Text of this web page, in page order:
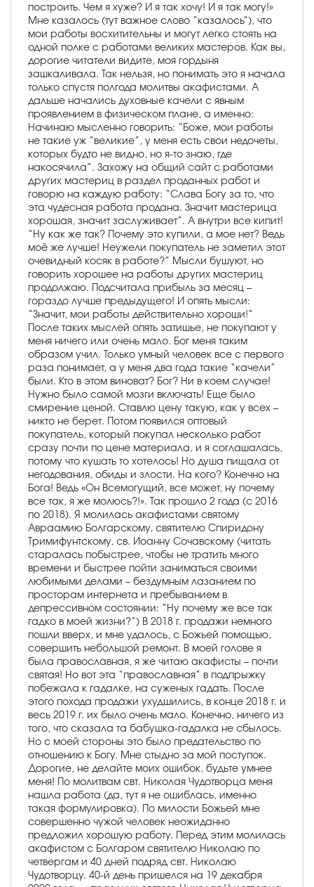
построить. Чем я хуже? И я так хочу! И я так могу!»
Мне казалось (тут важное слово “казалось”), что
мои работы восхитительны и могут легко стоять на
одной полке с работами великих мастеров. Как вы,
дорогие читатели видите, моя гордыня
зашкаливала. Так нельзя, но понимать это я начала
только спустя полгода молитвы акафистами. А
дальше начались духовные качели с явным
проявлением в физическом плане, а именно:
Начинаю мысленно говорить: “Боже, мои работы
не такие уж “великие”, у меня есть свои недочеты,
которых будто не видно, но я-то знаю, где
накосячила”. Захожу на общий сайт с работами
других мастериц в раздел проданных работ и
говорю на каждую работу: “Слава Богу за то, что
эта чудесная работа продана. Значит мастерица
хорошая, значит заслуживает”. А внутри все кипит!
“Ну как же так? Почему это купили, а мое нет? Ведь
моё же лучше! Неужели покупатель не заметил этот
очевидный косяк в работе?” Мысли бушуют, но
говорить хорошее на работы других мастериц
продолжаю. Подсчитала прибыль за месяц –
гораздо лучше предыдущего! И опять мысли:
“Значит, мои работы действительно хороши!”
После таких мыслей опять затишье, не покупают у
меня ничего или очень мало. Бог меня таким
образом учил. Только умный человек все с первого
раза понимает, а у меня два года такие “качели”
были. Кто в этом виноват? Бог? Ни в коем случае!
Нужно было самой мозги включать! Еще было
смирение ценой. Ставлю цену такую, как у всех –
никто не берет. Потом появился оптовый
покупатель, который покупал несколько работ
сразу почти по цене материала, и я соглашалась,
потому что кушать то хотелось! Но душа пищала от
негодования, обиды и злости. На кого? Конечно на
Бога! Ведь «Он Всемогущий, все может, ну почему
все так, я же молюсь?!». Так прошло 2 года (с 2016
по 2018). Я молилась акафистами святому
Авраамию Болгарскому, святителю Спиридону
Тримифунтскому, св. Иоанну Сочавскому (читать
старалась побыстрее, чтобы не тратить много
времени и быстрее пойти заниматься своими
любимыми делами – бездумным лазанием по
просторам интернета и пребыванием в
депрессивном состоянии: “Ну почему же все так
гадко в моей жизни?”) В 2018 г. продажи немного
пошли вверх, и мне удалось, с Божьей помощью,
совершить небольшой ремонт. В моей голове я
была православная, я же читаю акафисты – почти
святая! Но вот эта “православная” в подпрыжку
побежала к гадалке, на суженых гадать. После
этого похода продажи ухудшились, в конце 2018 г. и
весь 2019 г. их было очень мало. Конечно, ничего из
того, что сказала та бабушка-гадалка не сбылось.
Но с моей стороны это было предательство по
отношению к Богу. Мне стыдно за мой поступок.
Дорогие, не делайте моих ошибок, будьте умнее
меня! По молитвам свт. Николая Чудотворца меня
нашла работа (да, тут я не ошиблась, именно
такая формулировка). По милости Божьей мне
совершенно чужой человек неожиданно
предложил хорошую работу. Перед этим молилась
акафистом с Болгаром святителю Николаю по
четвергам и 40 дней подряд свт. Николаю
Чудотворцу. 40-й день пришелся на 19 декабря